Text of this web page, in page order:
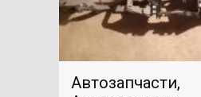
Автозапчасти,